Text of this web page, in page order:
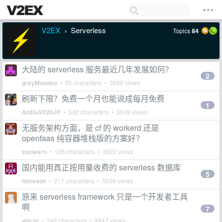
V2EX › Serverless Topics84
大陆的 serverless 服务最近几年发展如何？
grayMondeo • 95 characters • 3630 views
2
刷新下限？免费一个月也能说成每月免费
AoEiuV020JP • 342 characters • 3518 views
1
无服务架构方面，是 cf 的 workerd 还是
openfaas 纯容器堆栈版的方案好？
soclearn • 126 characters • 3622 views
国内能用真正按用量收费的 serverless 数据库
himeson • 217 characters • 5036 views
5
原来 serverless framework 只是一个开发者工具
啊
• 248 characters • 8847 views
7